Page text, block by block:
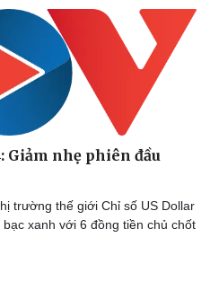
Ô tô
Xe máy
Giảm nhẹ phiên đầu
trường thế giới Chỉ số US Dollar
xanh với 6 đồng tiền chủ chốt